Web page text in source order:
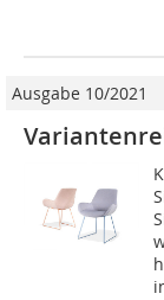
Ausgabe 10/2021